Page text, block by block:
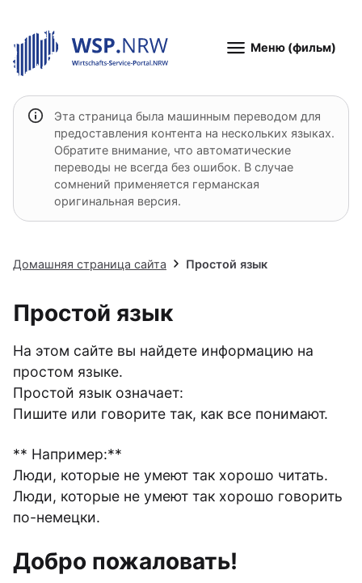
Меню (фильм)
Эта страница была машинным переводом для
предоставления контента на нескольких языках.
Обратите внимание, что автоматические
переводы не всегда без ошибок. В случае
сомнений применяется германская
оригинальная версия.
Домашняя страница сайта Простой язык
Простой язык
На этом сайте вы найдете информацию на
простом языке.
Простой язык означает:
Пишите или говорите так, как все понимают.
** Например:**
Люди, которые не умеют так хорошо читать.
Люди, которые не умеют так хорошо говорить
по-немецки.
Добро пожаловать!